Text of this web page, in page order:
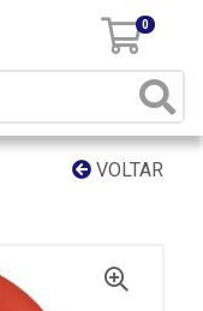
0
VOLTAR